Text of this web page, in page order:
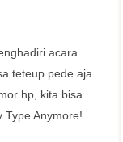
acara
teteup pede aja
hp, kita bisa
Type Anymore!